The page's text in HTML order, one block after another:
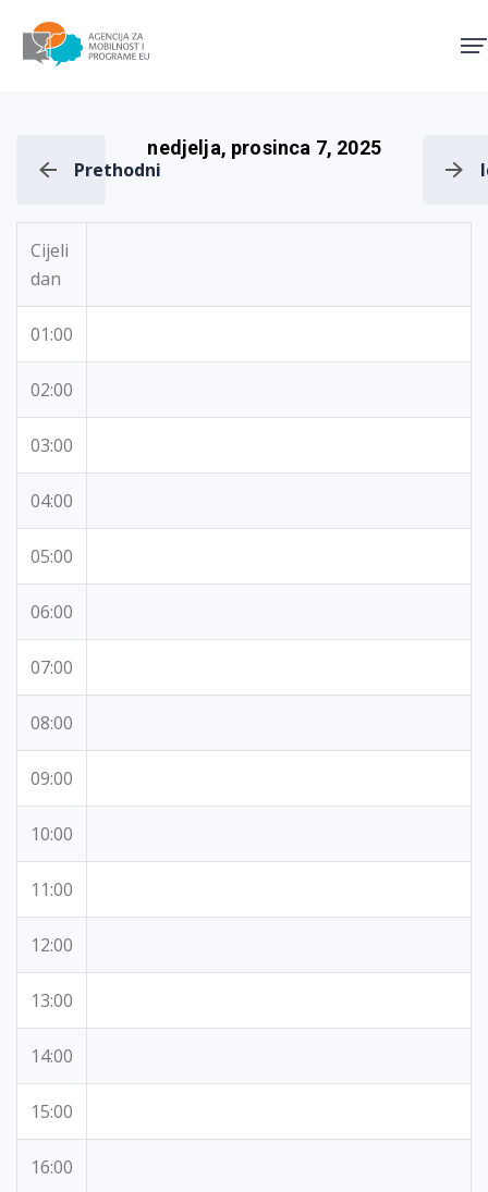
Prethodni
nedjelja, prosinca 7, 2025
Cijeli
dan
01:00
02:00
03:00
04:00
05:00
06:00
07:00
08:00
09:00
10:00
11:00
12:00
13:00
14:00
15:00
16:00